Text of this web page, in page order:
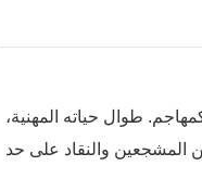
كمهاجم. طوال حياته المهنية،
المشجعين والنقاد على حد